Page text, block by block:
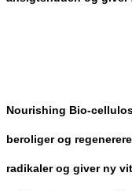
Nourishing Bio-
beroliger og
radikaler og giver ny